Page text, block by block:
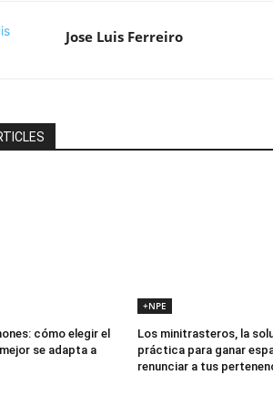
Jose Luis Ferreiro
cómo elegir el
se adapta a
+NPE
Los minitrasteros, la
práctica para ganar
renunciar a tus